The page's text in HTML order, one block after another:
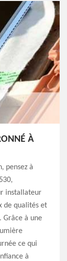
À
pensez à
installateur
de qualités et
Grâce à une
ce qui
à